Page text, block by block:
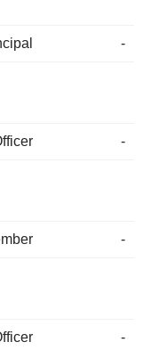
-
-
-
-